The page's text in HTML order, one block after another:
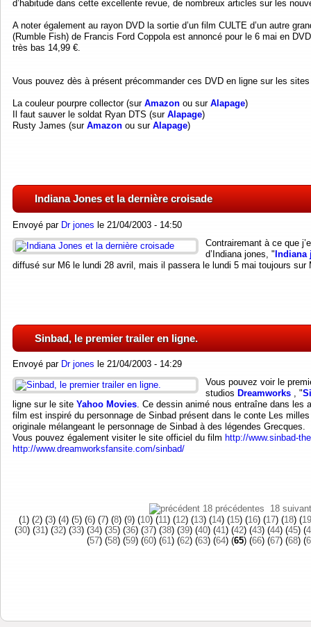
d’habitude dans cette excellente revue, de nombreux articles sur les
A noter également au rayon DVD la sortie d’un film CULTE d’un autre
(Rumble Fish) de Francis Ford Coppola est annoncé pour le 6 mai en
très bas 14,99 €.
Vous pouvez dès à présent précommander ces DVD en ligne sur les
La couleur pourpre collector (sur Amazon ou sur Alapage)
Il faut sauver le soldat Ryan DTS (sur Alapage)
Rusty James (sur Amazon ou sur Alapage)
Indiana Jones et la dernière croisade
Envoyé par Dr jones le 21/04/2003 - 14:50
Contrairemant à ce que
d’Indiana jones, "
diffusé sur M6 le lundi 28 avril, mais il passera le lundi 5 mai toujours sur
Sinbad, le premier trailer en ligne.
Envoyé par Dr jones le 21/04/2003 - 14:29
Vous pouvez voir le
studios Dreamworks , "
ligne sur le site Yahoo Movies. Ce dessin animé nous entraîne dans les
film est inspiré du personnage de Sinbad présent dans le conte Les
originale mélangeant le personnage de Sinbad à des légendes Grecques.
Vous pouvez également visiter le site officiel du film http://www.sinbad-
http://www.dreamworksfansite.com/sinbad/
18 précédentes
18
(1) (2) (3) (4) (5) (6) (7) (8) (9) (10) (11) (12) (13) (14) (15) (16) (17) (18) (19
(30) (31) (32) (33) (34) (35) (36) (37) (38) (39) (40) (41) (42) (43) (44) (45) (
(57) (58) (59) (60) (61) (62) (63) (64) (65) (66) (67) (68) (